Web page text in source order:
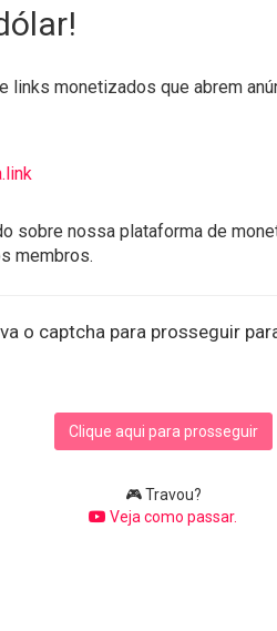
links monetizados que abrem
sobre nossa plataforma de
membros.
o captcha para prosseguir
Clique aqui para prosseguir
🎮 Travou?
Veja como passar.